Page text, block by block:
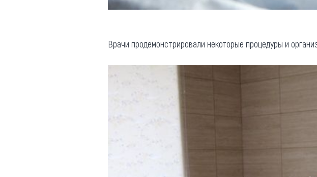
Врачи продемонстрировали некоторые процедуры и